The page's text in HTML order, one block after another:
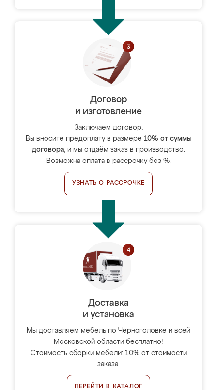
Договор
и изготовление
Заключаем договор,
Вы вносите предоплату в размере 10% от суммы
договора, и мы отдаём заказ в производство.
Возможна оплата в рассрочку без %.
УЗНАТЬ О РАССРОЧКЕ
Доставка
и установка
Мы доставляем мебель по Черноголовке и всей
Московской области бесплатно!
Стоимость сборки мебели: 10% от стоимости
заказа.
ПЕРЕЙТИ В КАТАЛОГ